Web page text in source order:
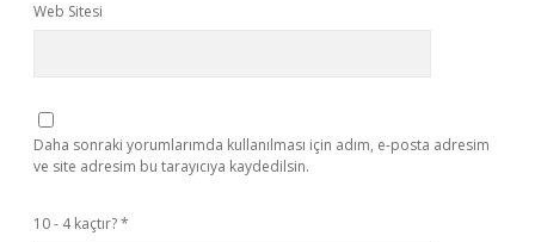
Web Sitesi
Daha sonraki yorumlarımda kullanılması için adım, e-posta adresim
ve site adresim bu tarayıcıya kaydedilsin.
10 - 4 kaçtır?*